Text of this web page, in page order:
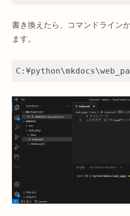
書き換えたら、コマンドライン
ます。